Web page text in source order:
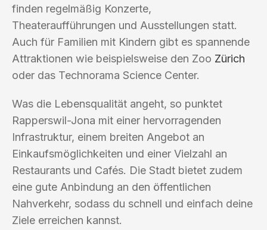
finden regelmäßig Konzerte,
Theateraufführungen und Ausstellungen statt.
Auch für Familien mit Kindern gibt es spannende
Attraktionen wie beispielsweise den Zoo Zürich
oder das Technorama Science Center.
Was die Lebensqualität angeht, so punktet
Rapperswil-Jona mit einer hervorragenden
Infrastruktur, einem breiten Angebot an
Einkaufsmöglichkeiten und einer Vielzahl an
Restaurants und Cafés. Die Stadt bietet zudem
eine gute Anbindung an den öffentlichen
Nahverkehr, sodass du schnell und einfach deine
Ziele erreichen kannst.